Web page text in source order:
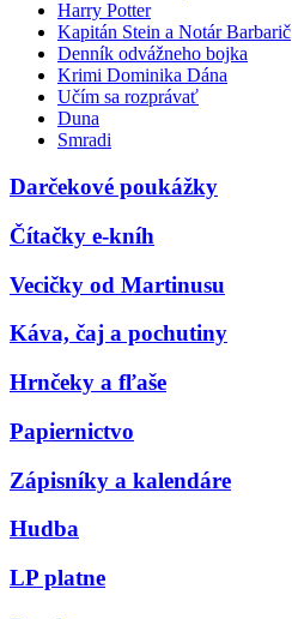
Harry Potter
Kapitán Stein a Notár Barbarič
Denník odvážneho bojka
Krimi Dominika Dána
Učím sa rozprávať
Duna
Smradi
Darčekové poukážky
Čítačky e-kníh
Vecičky od Martinusu
Káva, čaj a pochutiny
Hrnčeky a fľaše
Papiernictvo
Zápisníky a kalendáre
Hudba
LP platne